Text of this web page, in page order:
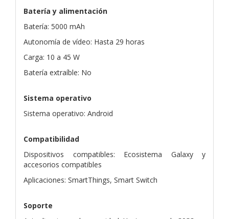
Batería y alimentación
Batería: 5000 mAh
Autonomía de vídeo: Hasta 29 horas
Carga: 10 a 45 W
Batería extraíble: No
Sistema operativo
Sistema operativo: Android
Compatibilidad
Dispositivos compatibles: Ecosistema Galaxy y
accesorios compatibles
Aplicaciones: SmartThings, Smart Switch
Soporte